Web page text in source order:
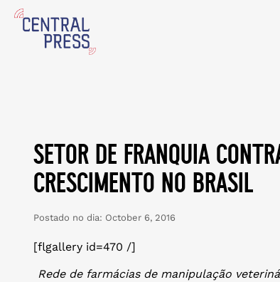
setor de franquia
crescimento no brasil
Postado no dia: October 6, 2016
[flgallery id=470 /]
Rede de farmácias de manipulação